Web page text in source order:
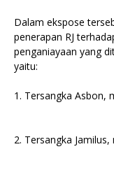
Dalam ekspose
penerapan RJ
penganiayaan yang
yaitu:
1. Tersangka Asbon,
2. Tersangka